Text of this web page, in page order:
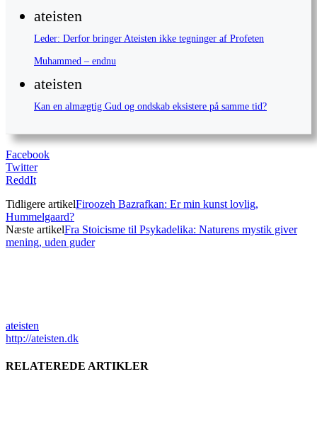
ateisten
Leder: Derfor bringer Ateisten ikke tegninger af Profeten
Muhammed – endnu
ateisten
Kan en almægtig Gud og ondskab eksistere på samme tid?
Facebook
Twitter
ReddIt
Tidligere artikelFiroozeh Bazrafkan: Er min kunst lovlig,
Hummelgaard?
Næste artikelFra Stoicisme til Psykadelika: Naturens mystik giver
mening, uden guder
ateisten
http://ateisten.dk
RELATEREDE ARTIKLER